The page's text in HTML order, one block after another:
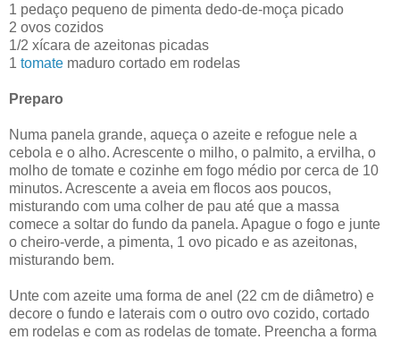
1 pedaço pequeno de pimenta dedo-de-moça picado
2 ovos cozidos
1/2 xícara de azeitonas picadas
1 tomate maduro cortado em rodelas
Preparo
Numa panela grande, aqueça o azeite e refogue nele a
cebola e o alho. Acrescente o milho, o palmito, a ervilha, o
molho de tomate e cozinhe em fogo médio por cerca de 10
minutos. Acrescente a aveia em flocos aos poucos,
misturando com uma colher de pau até que a massa
comece a soltar do fundo da panela. Apague o fogo e junte
o cheiro-verde, a pimenta, 1 ovo picado e as azeitonas,
misturando bem.
Unte com azeite uma forma de anel (22 cm de diâmetro) e
decore o fundo e laterais com o outro ovo cozido, cortado
em rodelas e com as rodelas de tomate. Preencha a forma